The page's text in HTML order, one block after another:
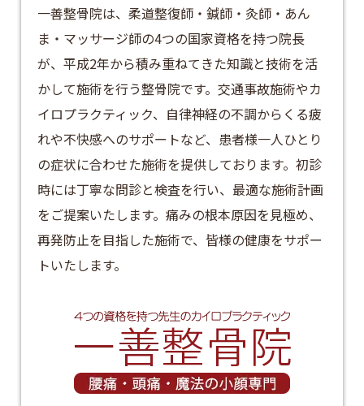
​一善整骨院は、柔道整復師・鍼師・灸師・あん
ま・マッサージ師の4つの国家資格を持つ院長
が、平成2年から積み重ねてきた知識と技術を活
かして施術を行う整骨院です。交通事故施術やカ
イロプラクティック、自律神経の不調からくる疲
れや不快感へのサポートなど、患者様一人ひとり
の症状に合わせた施術を提供しております。​初診
時には丁寧な問診と検査を行い、最適な施術計画
をご提案いたします。​痛みの根本原因を見極め、
再発防止を目指した施術で、皆様の健康をサポー
トいたします。​